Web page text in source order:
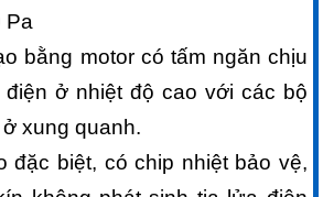
Pa
bằng motor có tấm ngăn chịu
ở nhiệt độ cao với các bộ
xung quanh.
đặc biệt, có chip nhiệt bảo vệ,